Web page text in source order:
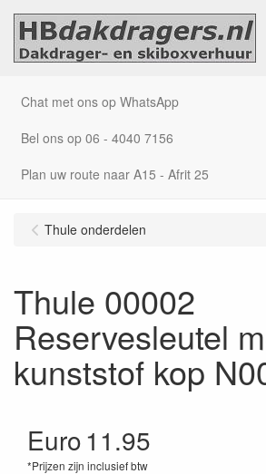
Chat met ons op WhatsApp
Bel ons op 06 - 4040 7156
Plan uw route naar A15 - Afrit 25
Thule onderdelen
Thule 00002
Reservesleutel
kunststof kop
Euro11.95
*Prijzen zijn inclusief btw